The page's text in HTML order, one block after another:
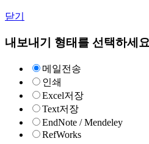
닫기
내보내기 형태를 선택하세요
메일전송
인쇄
Excel저장
Text저장
EndNote / Mendeley
RefWorks